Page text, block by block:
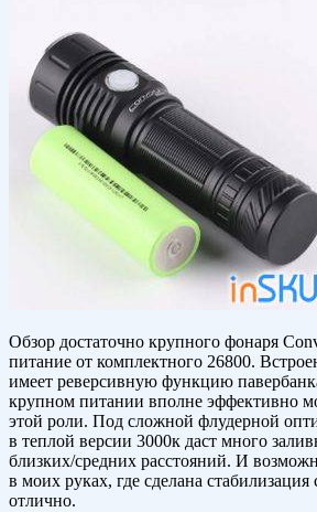
Обзор достаточно крупного фонаря
питание от комплектного 26800.
имеет реверсивную функцию
крупном питании вполне эффективно
этой роли. Под сложной флудерной
в теплой версии 3000к даст много
близких/средних расстояний. И
в моих руках, где сделана стабилизация
отлично.